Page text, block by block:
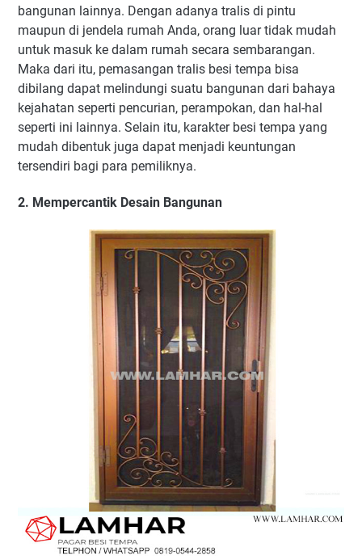
bangunan lainnya. Dengan adanya tralis di pintu
maupun di jendela rumah Anda, orang luar tidak mudah
untuk masuk ke dalam rumah secara sembarangan.
Maka dari itu, pemasangan tralis besi tempa bisa
dibilang dapat melindungi suatu bangunan dari bahaya
kejahatan seperti pencurian, perampokan, dan hal-hal
seperti ini lainnya. Selain itu, karakter besi tempa yang
mudah dibentuk juga dapat menjadi keuntungan
tersendiri bagi para pemiliknya.
2. Mempercantik Desain Bangunan